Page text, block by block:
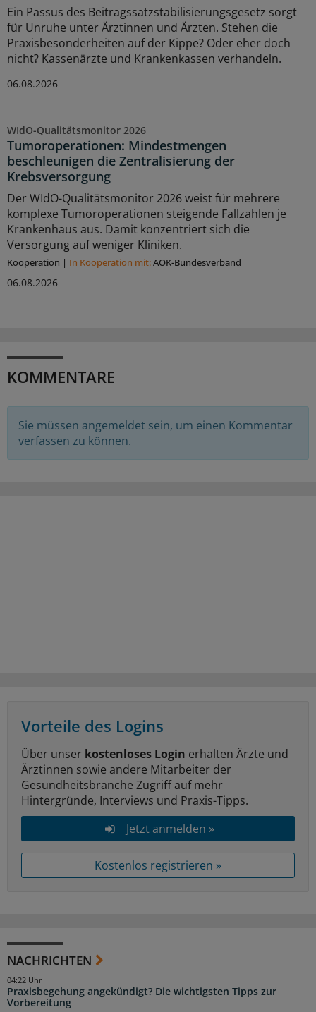
Ein Passus des Beitragssatzstabilisierungsgesetz sorgt
für Unruhe unter Ärztinnen und Ärzten. Stehen die
Praxisbesonderheiten auf der Kippe? Oder eher doch
nicht? Kassenärzte und Krankenkassen verhandeln.
06.08.2026
WIdO-Qualitätsmonitor 2026
Tumoroperationen: Mindestmengen
beschleunigen die Zentralisierung der
Krebsversorgung
Der WIdO-Qualitätsmonitor 2026 weist für mehrere
komplexe Tumoroperationen steigende Fallzahlen je
Krankenhaus aus. Damit konzentriert sich die
Versorgung auf weniger Kliniken.
Kooperation | In Kooperation mit:AOK-Bundesverband
06.08.2026
KOMMENTARE
Sie müssen angemeldet sein, um einen Kommentar
verfassen zu können.
Vorteile des Logins
Über unser kostenloses Login erhalten Ärzte und
Ärztinnen sowie andere Mitarbeiter der
Gesundheitsbranche Zugriff auf mehr
Hintergründe, Interviews und Praxis-Tipps.
Jetzt anmelden »
Kostenlos registrieren »
NACHRICHTEN
Praxisbegehung angekündigt? Die wichtigsten Tipps zur
Vorbereitung
04:22 Uhr